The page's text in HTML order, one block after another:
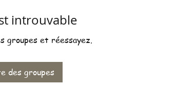
introuvable
groupes et réessayez.
des groupes